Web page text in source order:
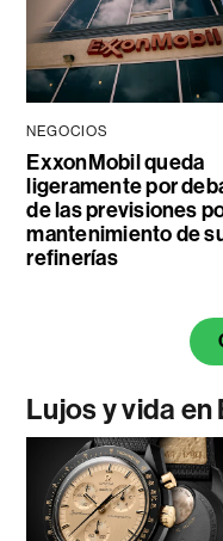
NEGOCIOS
ExxonMobil queda
ligeramente por
de las previsiones
mantenimiento de
refinerías
Lujos y vida